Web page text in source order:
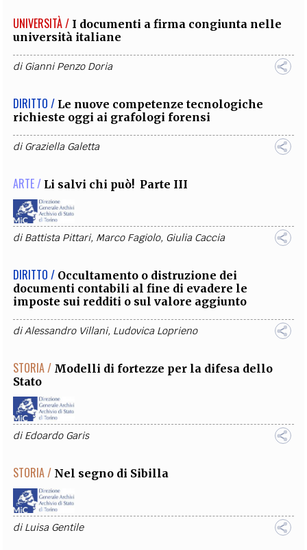
UNIVERSITÀ / I documenti a firma congiunta nelle
università italiane
diGianni Penzo Doria
DIRITTO / Le nuove competenze tecnologiche
richieste oggi ai grafologi forensi
diGraziella Galetta
ARTE / Li salvi chi può! Parte III
diBattista Pittari, Marco Fagiolo, Giulia Caccia
DIRITTO / Occultamento o distruzione dei
documenti contabili al fine di evadere le
imposte sui redditi o sul valore aggiunto
diAlessandro Villani, Ludovica Loprieno
STORIA / Modelli di fortezze per la difesa dello
Stato
diEdoardo Garis
STORIA / Nel segno di Sibilla
diLuisa Gentile